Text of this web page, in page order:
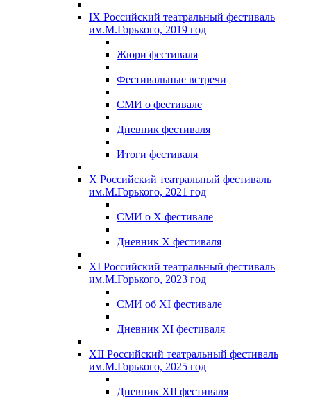
IX Российский театральный фестиваль
им.М.Горького, 2019 год
Жюри фестиваля
Фестивальные встречи
СМИ о фестивале
Дневник фестиваля
Итоги фестиваля
X Российский театральный фестиваль
им.М.Горького, 2021 год
СМИ о X фестивале
Дневник X фестиваля
XI Российский театральный фестиваль
им.М.Горького, 2023 год
СМИ об XI фестивале
Дневник XI фестиваля
XII Российский театральный фестиваль
им.М.Горького, 2025 год
Дневник XII фестиваля